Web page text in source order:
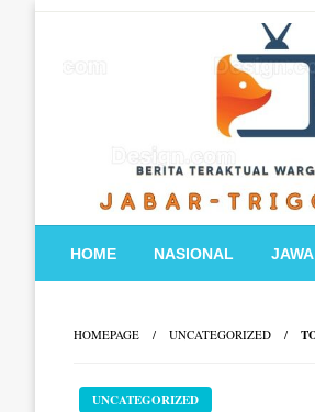
HOME NASIONAL
HOMEPAGE UNCATEGORIZED
UNCATEGORIZED